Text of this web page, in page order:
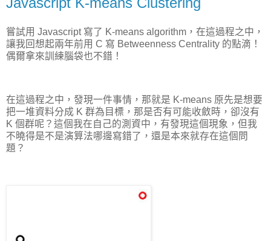
嘗試用 Javascript 寫了 K-means algorithm，在這過程之中，
讓我回想起兩年前用 C 寫 Betweenness Centrality 的點滴！
偶爾拿來訓練腦袋也不錯！
在這過程之中，發現一件事情，那就是 K-means 原先是想要
把一堆資料分成 K 群為目標，那是否有可能收斂時，卻沒有
K 個群呢？這個我在自己的測資中，有發現這個現象，但我
不曉得是不是演算法哪邊寫錯了，還是本來就存在這個問
題？